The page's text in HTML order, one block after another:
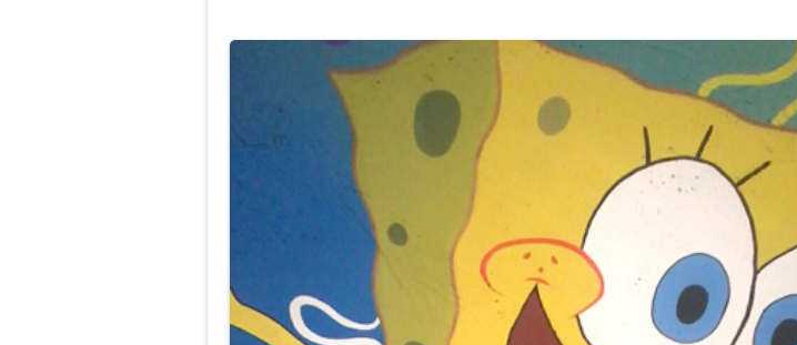
Lukisan Mural Dinding Coffee Shop Berkualitas
Perbedaan Lukisan Mural dan Grafiti yang Ternyata Berbeda
Gambar Lukisan Lukisan Mural Terbaik 2021
Lukisan Mural Menarik Cocok Untuk Rumah Minimalis
Jasa Lukis Mural Dengan Kualitas Terbaik Se Indonesia
Lukisan Mural Pendidikan Harga Terbaru 2021